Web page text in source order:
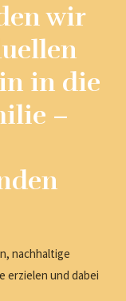
wir
in die
–
nachhaltige
erzielen und dabei